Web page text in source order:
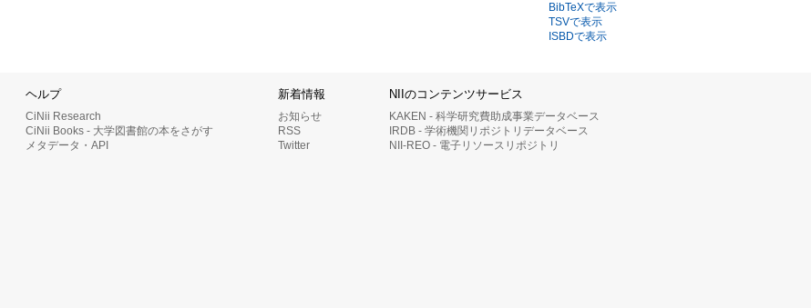
BibTeXで表示
TSVで表示
ISBDで表示
ヘルプ
CiNii Research
CiNii Books - 大学図書館の本をさがす
メタデータ・API
新着情報
お知らせ
RSS
Twitter
NIIのコンテンツサービス
KAKEN - 科学研究費助成事業データベース
IRDB - 学術機関リポジトリデータベース
NII-REO - 電子リソースリポジトリ